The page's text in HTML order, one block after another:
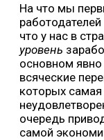
На что мы
что у нас в
уровень
основном
всяческие
которых
очередь
самой